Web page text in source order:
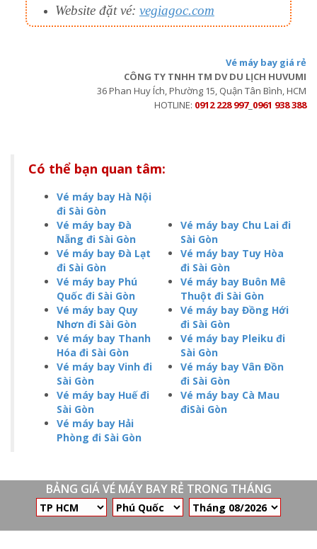
Website đặt vé: vegiagoc.com
Vé máy bay giá rẻ
CÔNG TY TNHH TM DV DU LỊCH HUVUMI
36 Phan Huy Ích, Phường 15, Quận Tân Bình, HCM
HOTLINE: 0912 228 997_ 0961 938 388
Có thể bạn quan tâm:
Vé máy bay Hà Nội
đi Sài Gòn
Vé máy bay Đà
Nẵng đi Sài Gòn
Vé máy bay Đà Lạt
đi Sài Gòn
Vé máy bay Phú
Quốc đi Sài Gòn
Vé máy bay Quy
Nhơn đi Sài Gòn
Vé máy bay Thanh
Hóa đi Sài Gòn
Vé máy bay Vinh đi
Sài Gòn
Vé máy bay Huế đi
Sài Gòn
Vé máy bay Hải
Phòng đi Sài Gòn
Vé máy bay Chu Lai đi
Sài Gòn
Vé máy bay Tuy Hòa
đi Sài Gòn
Vé máy bay Buôn Mê
Thuột đi Sài Gòn
Vé máy bay Đồng Hới
đi Sài Gòn
Vé máy bay Pleiku đi
Sài Gòn
Vé máy bay Vân Đồn
đi Sài Gòn
Vé máy bay Cà Mau
điSài Gòn
BẢNG GIÁ VÉ MÁY BAY RẺ TRONG THÁNG